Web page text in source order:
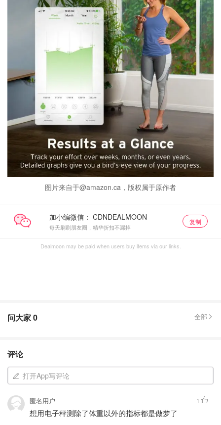
图片来自于@amazon.ca，版权属于原作者
加小编微信：
每天刷刷朋友圈，精华折扣不漏掉
复制
Dealmoon may be paid when users buy items via our links.
问大家0 全部
评论
打开App写评论
匿名用户
想用电子秤测除了体重以外的指标都是做梦了
1